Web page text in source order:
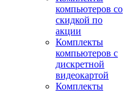
компьютеров со
скидкой по
акции
Комплекты
компьютеров с
дискретной
видеокартой
Комплекты